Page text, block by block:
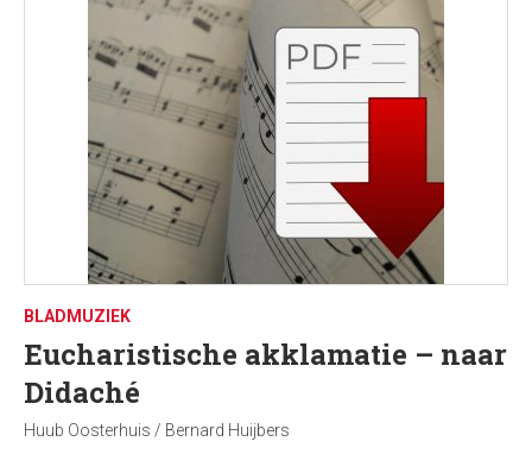
BLADMUZIEK
Eucharistische akklamatie – naar
Didaché
Huub Oosterhuis / Bernard Huijbers